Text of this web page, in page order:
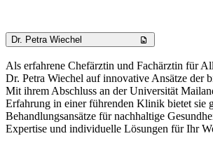
Dr. Petra Wiechel
Als erfahrene Chefärztin und Fachärztin für
Dr. Petra Wiechel auf innovative Ansätze der
Mit ihrem Abschluss an der Universität
Erfahrung in einer führenden Klinik bietet sie
Behandlungsansätze für nachhaltige
Expertise und individuelle Lösungen für Ihr